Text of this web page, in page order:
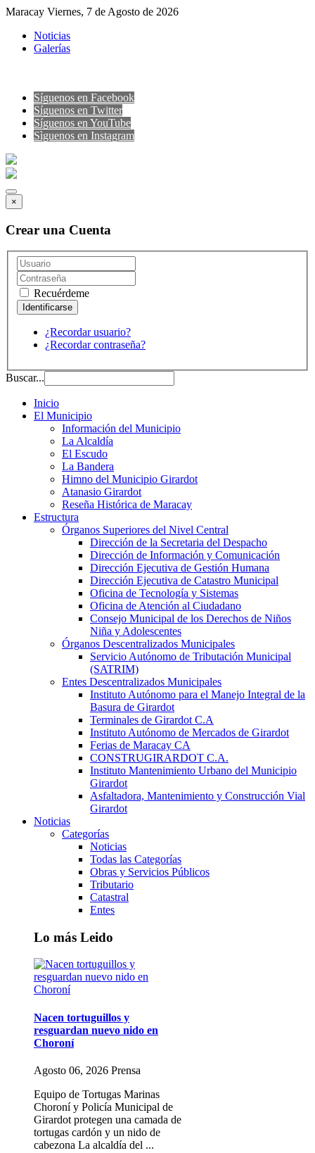
Maracay Viernes, 7 de Agosto de 2026
Noticias
Galerías
Síguenos en Facebook
Síguenos en Twitter
Síguenos en YouTube
Sìguenos en Instagram
×
Crear una Cuenta
Recuérdeme
¿Recordar usuario?
¿Recordar contraseña?
Buscar...
Inicio
El Municipio
Información del Municipio
La Alcaldía
El Escudo
La Bandera
Himno del Municipio Girardot
Atanasio Girardot
Reseña Histórica de Maracay
Estructura
Órganos Superiores del Nivel Central
Dirección de la Secretaria del Despacho
Dirección de Información y Comunicación
Dirección Ejecutiva de Gestión Humana
Dirección Ejecutiva de Catastro Municipal
Oficina de Tecnología y Sistemas
Oficina de Atención al Ciudadano
Consejo Municipal de los Derechos de Niños
Niña y Adolescentes
Órganos Descentralizados Municipales
Servicio Autónomo de Tributación Municipal
(SATRIM)
Entes Descentralizados Municipales
Instituto Autónomo para el Manejo Integral de la
Basura de Girardot
Terminales de Girardot C.A
Instituto Autónomo de Mercados de Girardot
Ferias de Maracay CA
CONSTRUGIRARDOT C.A.
Instituto Mantenimiento Urbano del Municipio
Girardot
Asfaltadora, Mantenimiento y Construcción Vial
Girardot
Noticias
Categorías
Noticias
Todas las Categorías
Obras y Servicios Públicos
Tributario
Catastral
Entes
Lo más Leido
Nacen tortuguillos y
resguardan nuevo nido en
Choroní
Agosto 06, 2026 Prensa
Equipo de Tortugas Marinas
Choroní y Policía Municipal de
Girardot protegen una camada de
tortugas cardón y un nido de
cabezona La alcaldía del ...